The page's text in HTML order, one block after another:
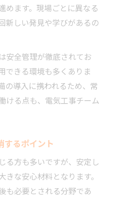
めます。現場ごとに異なる
新しい発見や学びがあるの
安全管理が徹底されてお
できる環境も多くありま
の導入に携われるため、常
ける点も、電気工事チーム
するポイント
る方も多いですが、安定し
な安心材料となります。
も必要とされる分野であ